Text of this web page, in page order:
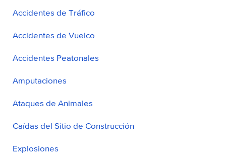
Accidentes de Tráfico
Accidentes de Vuelco
Accidentes Peatonales
Amputaciones
Ataques de Animales
Caídas del Sitio de Construcción
Explosiones